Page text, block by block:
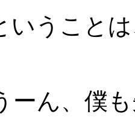
いうこと
ーん、僕